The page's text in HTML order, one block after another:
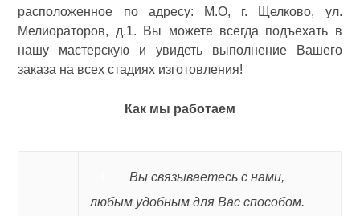
расположенное по адресу: М.О, г. Щелково, ул.
Мелиораторов, д.1. Вы можете всегда подъехать в
нашу мастерскую и увидеть выполнение Вашего
заказа на всех стадиях изготовления!
Как мы работаем
Вы связываетесь c нами,
любым удобным для Вас способом.